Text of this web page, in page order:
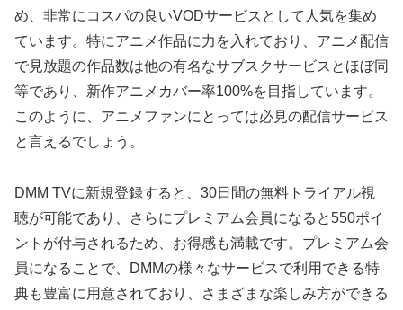
め、非常にコスパの良いVODサービスとして人気を集め
ています。特にアニメ作品に力を入れており、アニメ配信
で見放題の作品数は他の有名なサブスクサービスとほぼ同
等であり、新作アニメカバー率100%を目指しています。
このように、アニメファンにとっては必見の配信サービス
と言えるでしょう。
DMM TVに新規登録すると、30日間の無料トライアル視
聴が可能であり、さらにプレミアム会員になると550ポイ
ントが付与されるため、お得感も満載です。プレミアム会
員になることで、DMMの様々なサービスで利用できる特
典も豊富に用意されており、さまざまな楽しみ方ができる